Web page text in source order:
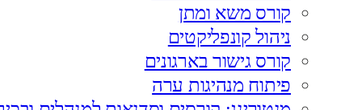
קורס משא ומתן
ניהול קונפליקטים
קורס גישור בארגונים
פיתוח מנהיגות ערה